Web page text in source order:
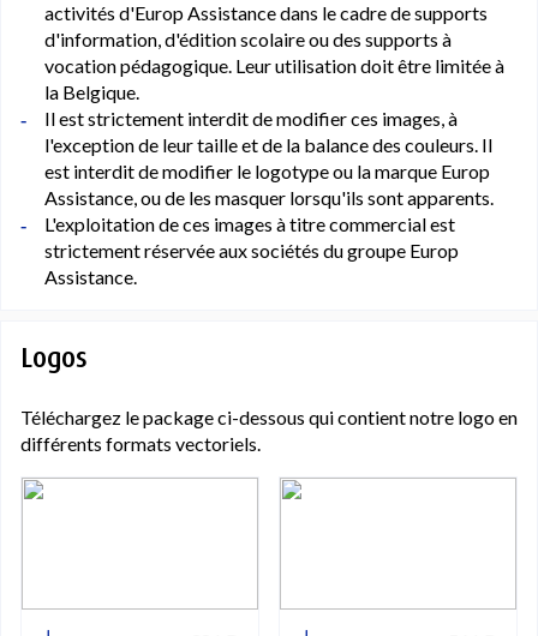
activités d'Europ Assistance dans le cadre de supports
d'information, d'édition scolaire ou des supports à
vocation pédagogique. Leur utilisation doit être limitée à
la Belgique.
Il est strictement interdit de modifier ces images, à
l'exception de leur taille et de la balance des couleurs. Il
est interdit de modifier le logotype ou la marque Europ
Assistance, ou de les masquer lorsqu'ils sont apparents.
L'exploitation de ces images à titre commercial est
strictement réservée aux sociétés du groupe Europ
Assistance.
Logos
Téléchargez le package ci-dessous qui contient notre logo en
différents formats vectoriels.